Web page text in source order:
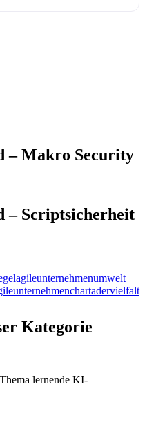
– Makro Security
– Scriptsicherheit
Kategorie